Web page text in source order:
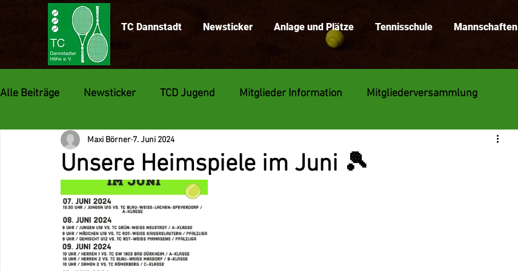
TC Dannstadt Newsticker Anlage und Plätze Tennisschule Mannschaften
Alle Beiträge Newsticker TCD Jugend Mitglieder Information Mitgliederversammlung
Medenspiele
Unsere Heimspiele im Juni 🎾
Maxi Börner 7. Juni 2024